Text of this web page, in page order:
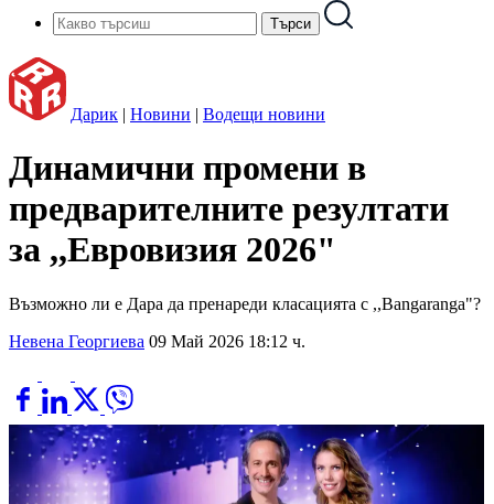
Дарик | Новини | Водещи новини
Динамични промени в
предварителните резултати
за ,,Евровизия 2026"
Възможно ли е Дара да пренареди класацията с ,,Bangaranga"?
Невена Георгиева 09 Май 2026 18:12 ч.